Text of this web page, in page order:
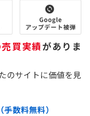
買実績がありま
のサイトに価値を見
数料無料）